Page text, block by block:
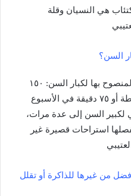
هي النسيان وقلة
السن؟
“رياضة المشي المفيدة للدماغ المنصوح بها لكبار السن: ١٥٠
دقيقة في الأسبوع بسرعة متوسطة أو ٧٥ دقيقة في الأسبوع
السن إلى عدة مرات،
١٠ دقائق تفصلها استراحات قصيرة غير
من غيرها للذاكرة أو تقلل